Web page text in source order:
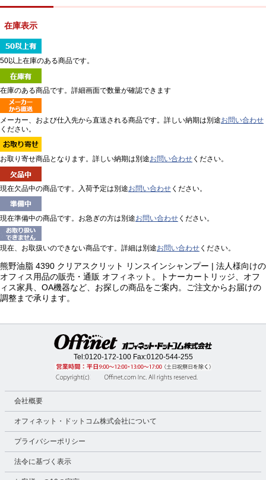
在庫表示
50以上在庫のある商品です。
在庫のある商品です。詳細画面で数量が確認できます
メーカー、および仕入先から直送される商品です。詳しい納期は別途お問い合わせ
ください。
お取り寄せ商品となります。詳しい納期は別途お問い合わせ ください。
現在欠品中の商品です。入荷予定は別途お問い合わせ ください。
現在準備中の商品です。お急ぎの方は別途お問い合わせ ください。
現在、お取扱いのできない商品です。詳細は別途お問い合わせ ください。
熊野油脂 4390 クリアスクリット リンスインシャンプー | 法人様向けの
オフィス用品の販売・通販 オフィネット。トナーカートリッジ、オフ
ィス家具、OA機器など、お探しの商品をご案内。ご注文からお届けの
調整まで承ります。
Tel:0120-172-100Fax:0120-544-255
会社概要
オフィネット・ドットコム株式会社について
プライバシーポリシー
法令に基づく表示